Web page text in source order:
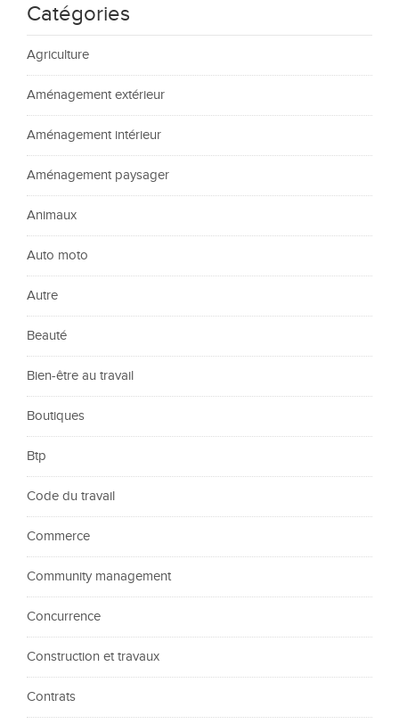
Catégories
Agriculture
Aménagement extérieur
Aménagement intérieur
Aménagement paysager
Animaux
Auto moto
Autre
Beauté
Bien-être au travail
Boutiques
Btp
Code du travail
Commerce
Community management
Concurrence
Construction et travaux
Contrats